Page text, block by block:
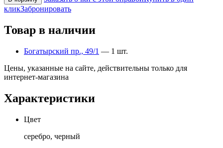
кликЗабронировать
Товар в наличии
Богатырский пр., 49/1 — 1 шт.
Цены, указанные на сайте, действительны только для
интернет-магазина
Характеристики
Цвет
серебро, черный